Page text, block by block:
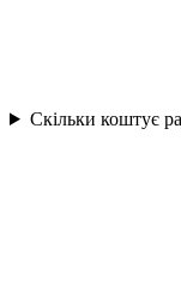
Скільки коштує